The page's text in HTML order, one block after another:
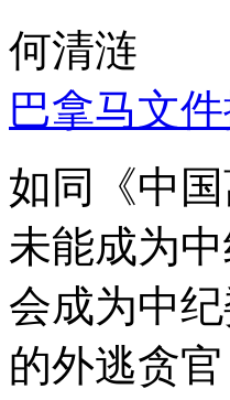
何清涟
巴拿马文
如同《中
未能成为
会成为中
的外逃贪